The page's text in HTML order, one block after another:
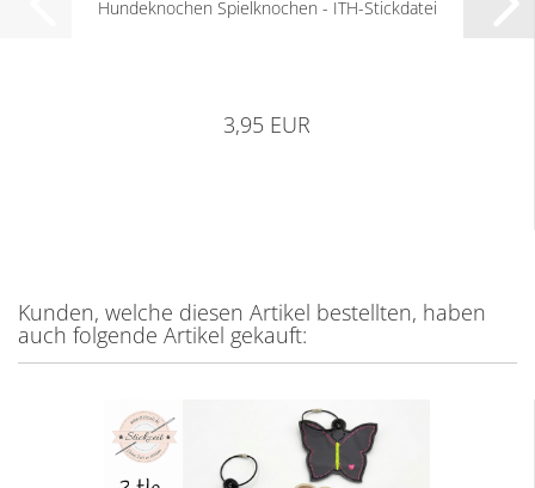
Hundeknochen Spielknochen - ITH-Stickdatei
3,95 EUR
Kunden, welche diesen Artikel bestellten, haben
auch folgende Artikel gekauft: